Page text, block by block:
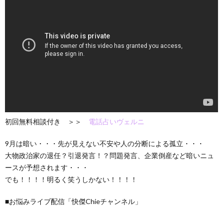
初回無料相談付き ＞＞ 電話占いヴェルニ
9月は暗い・・・先が見えない不安や人の分断による孤立・・・
大物政治家の退任？引退発言！？問題発言、企業倒産など暗いニュ
ースが予想されます・・・
でも！！！！明るく笑うしかない！！！！
■お悩みライブ配信「快傑Chieチャンネル」